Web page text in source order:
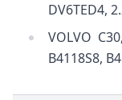
DV6TED4,
VOLVO
B4118S8,